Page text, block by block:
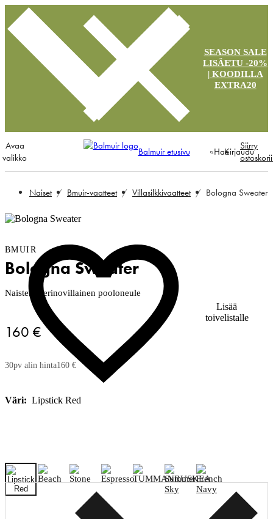
SEASON SALE
LISÄETU -20%
| KOODILLA
EXTRA20
Avaa
valikko
Balmuir etusivu HaeKirjaudu
Siirry
Naiset Bmuir-vaatteet Villasilkkivaatteet Bologna Sweater
Lisää
toivelistalle
BMUIR
Bologna Sweater
Naisten merinovillainen pooloneule
160 €
30pv alin hinta160 €
Väri: Lipstick Red